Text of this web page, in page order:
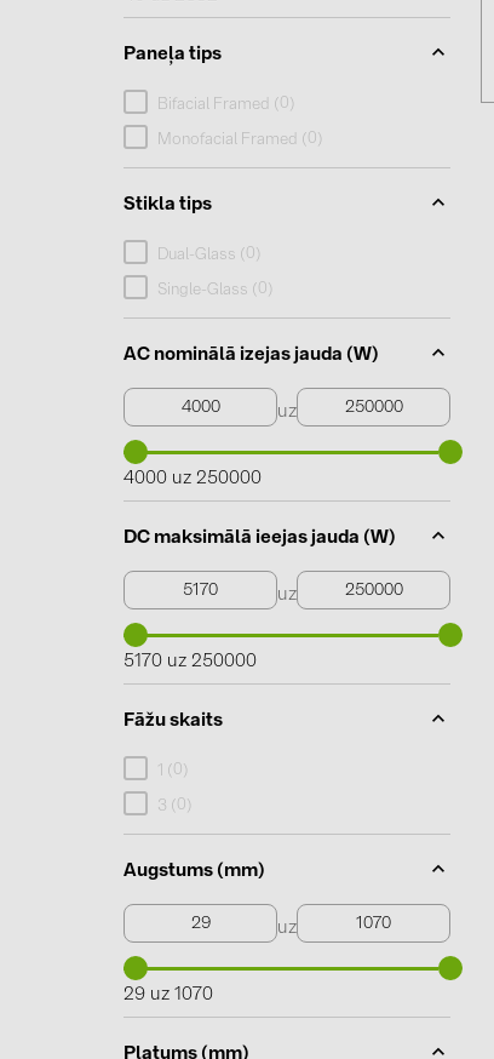
Paneļa tips
Bifacial Framed ( 0
Monofacial Framed ( 0
Stikla tips
Dual-Glass ( 0
Single-Glass ( 0
AC nominālā izejas jauda (W)
uz
4000 uz 250000
DC maksimālā ieejas jauda (W)
uz
5170 uz 250000
Fāžu skaits
1 ( 0
3 ( 0
Augstums (mm)
uz
29 uz 1070
Platums (mm)